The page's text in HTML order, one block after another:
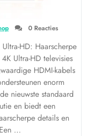
0 Reacties
HD: Haarscherpe
Ultra-HD televisies
HDMI-kabels
enorm
nieuwste standaard
en biedt een
details en
…